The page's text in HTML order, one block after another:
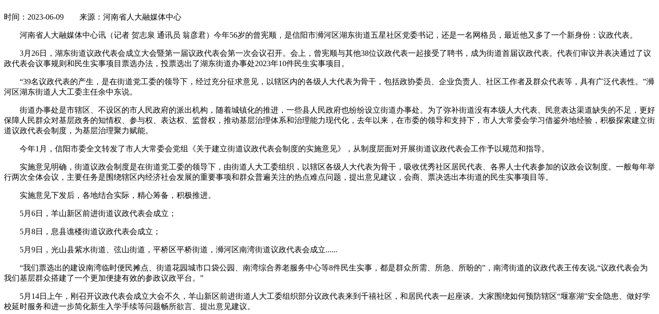
时间：2023-06-09 来源：河南省人大融媒体中心
河南省人大融媒体中心讯（记者 贺志泉 通讯员 翁彦君）今年56岁的曾宪顺，是信阳市浉河区湖东街道五星社区党委书记，还是一名网格员，最近他又多了一个新身份：议政代表。
3月26日，湖东街道议政代表会成立大会暨第一届议政代表会第一次会议召开。会上，曾宪顺与其他38位议政代表一起接受了聘书，成为街道首届议政代表。代表们审议并表决通过了议
政代表会议事规则和民生实事项目票选办法，投票选出了湖东街道办事处2023年10件民生实事项目。
“39名议政代表的产生，是在街道党工委的领导下，经过充分征求意见，以辖区内的各级人大代表为骨干，包括政协委员、企业负责人、社区工作者及群众代表等，具有广泛代表性。”浉
河区湖东街道人大工委主任余中东说。
街道办事处是市辖区、不设区的市人民政府的派出机构，随着城镇化的推进，一些县人民政府也纷纷设立街道办事处。为了弥补街道没有本级人大代表、民意表达渠道缺失的不足，更好
保障人民群众对基层政务的知情权、参与权、表达权、监督权，推动基层治理体系和治理能力现代化，去年以来，在市委的领导和支持下，市人大常委会学习借鉴外地经验，积极探索建立街
道议政代表会制度，为基层治理聚力赋能。
今年1月，信阳市委全文转发了市人大常委会党组《关于建立街道议政代表会制度的实施意见》，从制度层面对开展街道议政代表会工作予以规范和指导。
实施意见明确，街道议政会制度是在街道党工委的领导下，由街道人大工委组织，以辖区各级人大代表为骨干，吸收优秀社区居民代表、各界人士代表参加的议政会议制度。一般每年举
行两次全体会议，主要任务是围绕辖区内经济社会发展的重要事项和群众普遍关注的热点难点问题，提出意见建议，会商、票决选出本街道的民生实事项目等。
实施意见下发后，各地结合实际，精心筹备，积极推进。
5月6日，羊山新区前进街道议政代表会成立；
5月8日，息县谯楼街道议政代表会成立；
5月9日，光山县紫水街道、弦山街道，平桥区平桥街道，浉河区南湾街道议政代表会成立......
“我们票选出的建设南湾临时便民摊点、街道花园城市口袋公园、南湾综合养老服务中心等8件民生实事，都是群众所需、所急、所盼的”，南湾街道的议政代表王传友说,“议政代表会为
我们基层群众搭建了一个更加便捷有效的参政议政平台。”
5月14日上午，刚召开议政代表会成立大会不久，羊山新区前进街道人大工委组织部分议政代表来到千禧社区，和居民代表一起座谈。大家围绕如何预防辖区“堰塞湖”安全隐患、做好学
校延时服务和进一步简化新生入学手续等问题畅所欲言、提出意见建议。